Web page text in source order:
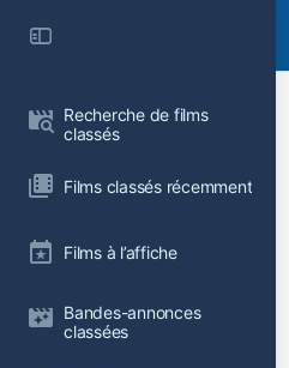
Recherche de films
classés
Films classés récemment
Films à l’affiche
Bandes-annonces
classées